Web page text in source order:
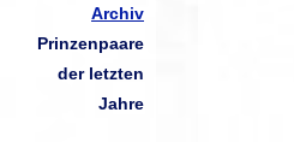
Archiv
Prinzenpaare
der letzten
Jahre